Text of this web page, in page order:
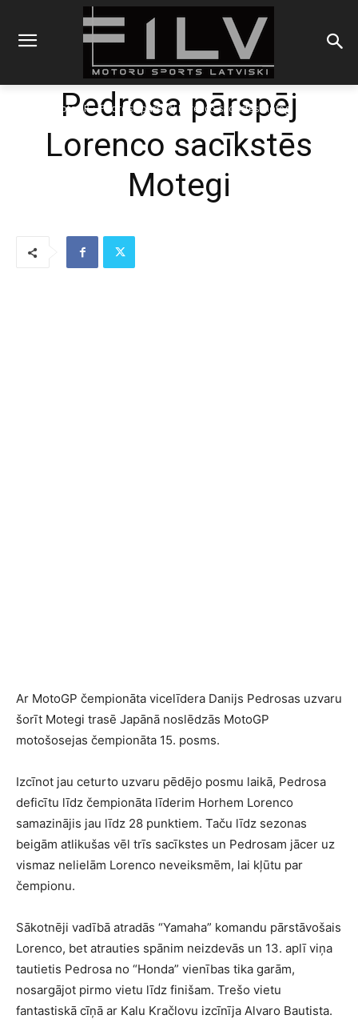
MotoGP Pedrosa pārspēj Lorenco sacīkstēs Motegi
Pedrosa pārspēj
Lorenco sacīkstēs
Motegi
Ar MotoGP čempionāta vicelīdera Danijs Pedrosas uzvaru
šorīt Motegi trasē Japānā noslēdzās MotoGP
motošosejas čempionāta 15. posms.
Izcīnot jau ceturto uzvaru pēdējo posmu laikā, Pedrosa
deficītu līdz čempionāta līderim Horhem Lorenco
samazinājis jau līdz 28 punktiem. Taču līdz sezonas
beigām atlikušas vēl trīs sacīkstes un Pedrosam jācer uz
vismaz nelielām Lorenco neveiksmēm, lai kļūtu par
čempionu.
Sākotnēji vadībā atradās “Yamaha” komandu pārstāvošais
Lorenco, bet atrauties spānim neizdevās un 13. aplī viņa
tautietis Pedrosa no “Honda” vienības tika garām,
nosargājot pirmo vietu līdz finišam. Trešo vietu
fantastiskā cīņā ar Kalu Kračlovu izcīnīja Alvaro Bautista.